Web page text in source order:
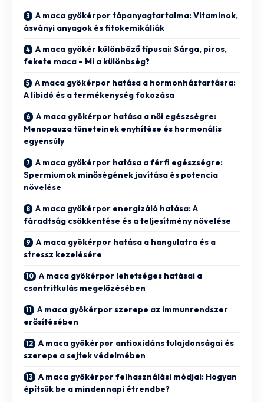
A maca gyökérpor tápanyagtartalma: Vitaminok,
ásványi anyagok és fitokemikáliák
A maca gyökér különböző típusai: Sárga, piros,
fekete maca – Mi a különbség?
A maca gyökérpor hatása a hormonháztartásra:
A libidó és a termékenység fokozása
A maca gyökérpor hatása a női egészségre:
Menopauza tüneteinek enyhítése és hormonális
egyensúly
A maca gyökérpor hatása a férfi egészségre:
Spermiumok minőségének javítása és potencia
növelése
A maca gyökérpor energizáló hatása: A
fáradtság csökkentése és a teljesítmény növelése
A maca gyökérpor hatása a hangulatra és a
stressz kezelésére
A maca gyökérpor lehetséges hatásai a
csontritkulás megelőzésében
A maca gyökérpor szerepe az immunrendszer
erősítésében
A maca gyökérpor antioxidáns tulajdonságai és
szerepe a sejtek védelmében
A maca gyökérpor felhasználási módjai: Hogyan
építsük be a mindennapi étrendbe?